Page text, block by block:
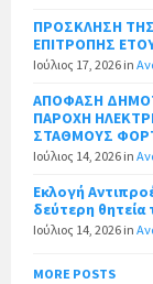
ΠΡΟΣΚΛΗΣΗ
ΕΠΙΤΡΟΠΗΣ
Ιούλιος 17, 2026 in
ΑΠΟΦΑΣΗ
ΠΑΡΟΧΗ
ΣΤΑΘΜΟΥΣ
Ιούλιος 14, 2026 in
Εκλογή
δεύτερη
Ιούλιος 14, 2026 in
MORE POSTS